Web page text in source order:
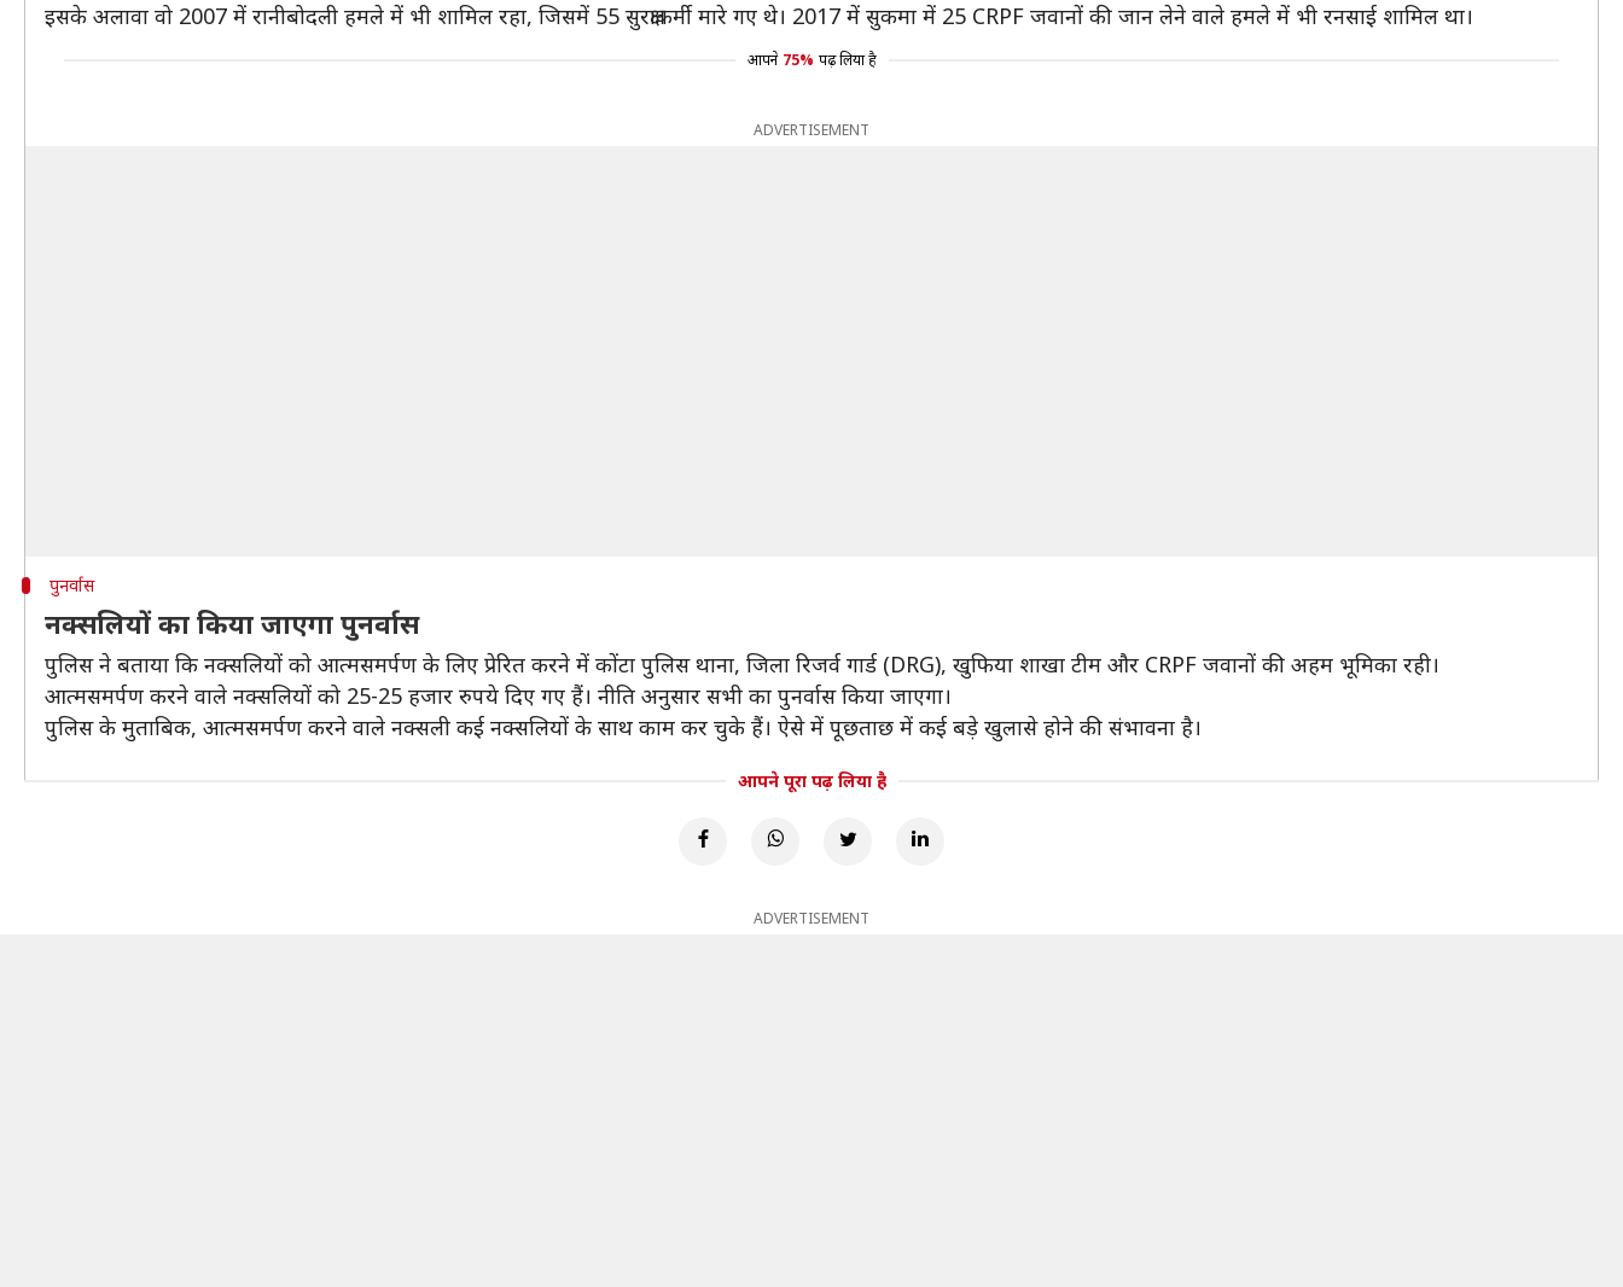
इसके अलावा वो 2007 में रानीबोदली हमले में भी शामिल रहा, जिसमें 55 सुरक्षाकर्मी मारे गए थे। 2017 में सुकमा में 25 CRPF जवानों की जान लेने वाले हमले में भी रनसाई शामिल था।
आपने 75% पढ़ लिया है
ADVERTISEMENT
पुनर्वास
नक्सलियों का किया जाएगा पुनर्वास
पुलिस ने बताया कि नक्सलियों को आत्मसमर्पण के लिए प्रेरित करने में कोंटा पुलिस थाना, जिला रिजर्व गार्ड (DRG), खुफिया शाखा टीम और CRPF जवानों की अहम भूमिका रही।
आत्मसमर्पण करने वाले नक्सलियों को 25-25 हजार रुपये दिए गए हैं। नीति अनुसार सभी का पुनर्वास किया जाएगा।
पुलिस के मुताबिक, आत्मसमर्पण करने वाले नक्सली कई नक्सलियों के साथ काम कर चुके हैं। ऐसे में पूछताछ में कई बड़े खुलासे होने की संभावना है।
आपने पूरा पढ़ लिया है
ADVERTISEMENT